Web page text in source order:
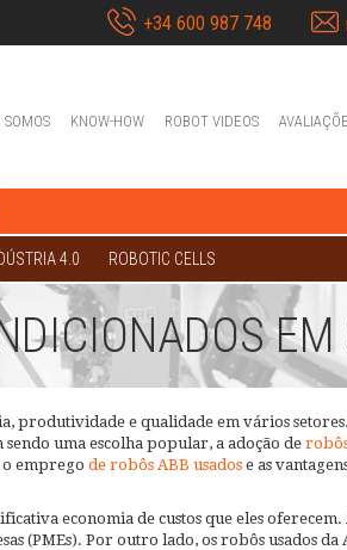
+34 600 987 748
SOMOS KNOW-HOW ROBOT VIDEOS
4.0 ROBOTIC CELLS
produtividade e qualidade em vários
uma escolha popular, a adoção de
o emprego de robôs ABB usados e as
economia de custos que eles
(PMEs). Por outro lado, os robôs usados